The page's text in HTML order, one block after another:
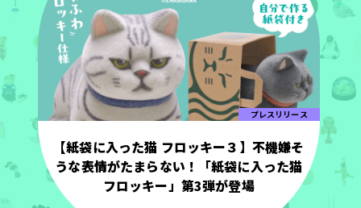
プレスリリース
【紙袋に入った猫 フロッキー３】不機嫌そ
うな表情がたまらない！「紙袋に入った猫
フロッキー」第3弾が登場